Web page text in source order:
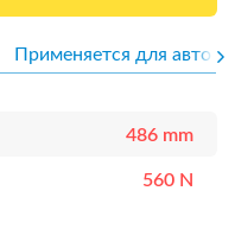
Применяется для авто
486 mm
560 N